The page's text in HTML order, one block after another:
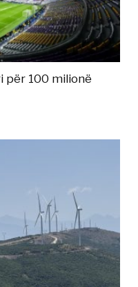
për 100 milionë